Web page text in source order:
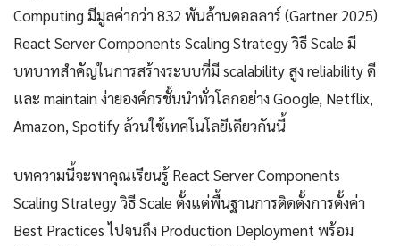
Computing มีมูลค่ากว่า 832 พันล้านดอลลาร์ (Gartner 2025)
React Server Components Scaling Strategy วิธี Scale มี
บทบาทสำคัญในการสร้างระบบที่มี scalability สูง reliability ดี
และ maintain ง่ายองค์กรชั้นนำทั่วโลกอย่าง Google, Netflix,
Amazon, Spotify ล้วนใช้เทคโนโลยีเดียวกันนี้
บทความนี้จะพาคุณเรียนรู้ React Server Components
Scaling Strategy วิธี Scale ตั้งแต่พื้นฐานการติดตั้งการตั้งค่า
Best Practices ไปจนถึง Production Deployment พร้อม